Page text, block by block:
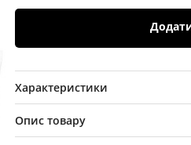
Характеристики
Опис товару